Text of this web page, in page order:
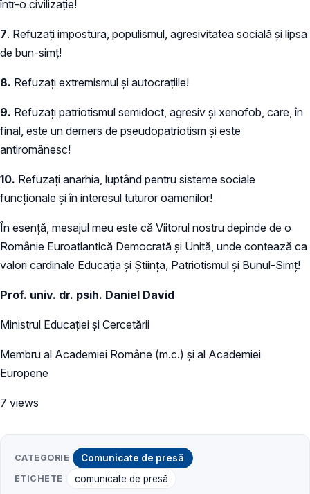
într-o civilizație!
7. Refuzați impostura, populismul, agresivitatea socială și lipsa
de bun-simț!
8. Refuzați extremismul și autocrațiile!
9. Refuzați patriotismul semidoct, agresiv și xenofob, care, în
final, este un demers de pseudopatriotism și este
antiromânesc!
10. Refuzați anarhia, luptând pentru sisteme sociale
funcționale și în interesul tuturor oamenilor!
În esență, mesajul meu este că Viitorul nostru depinde de o
Românie Euroatlantică Democrată și Unită, unde contează ca
valori cardinale Educația și Știința, Patriotismul și Bunul-Simț!
Prof. univ. dr. psih. Daniel David
Ministrul Educației și Cercetării
Membru al Academiei Române (m.c.) și al Academiei
Europene
7 views
CATEGORIE Comunicate de presă
ETICHETE comunicate de presă